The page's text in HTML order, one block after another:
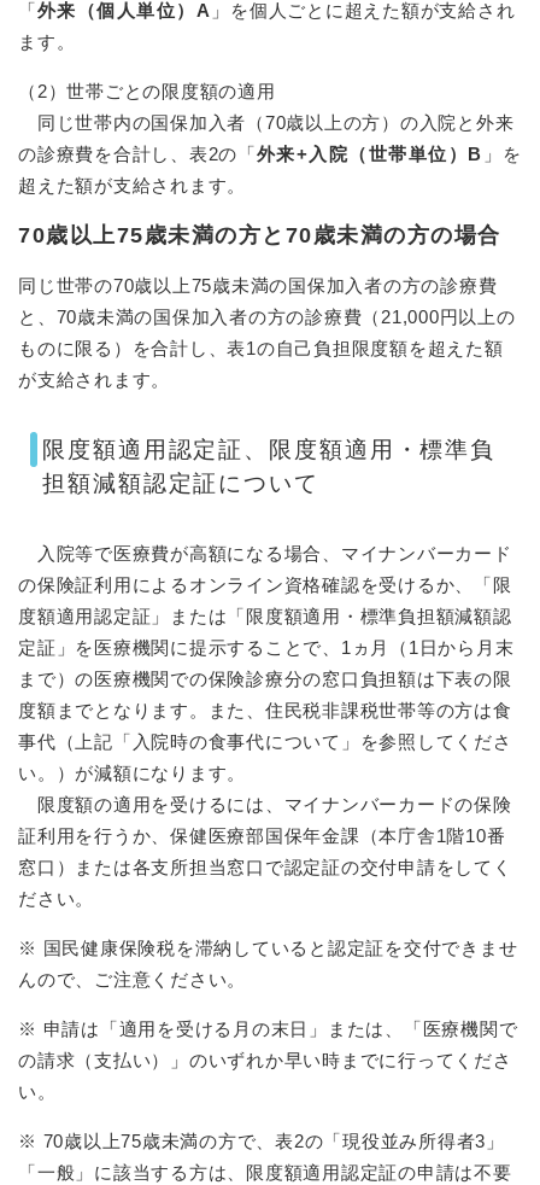
「外来（個人単位）A 」を個人ごとに超えた額が支給され
ます。
（2）世帯ごとの限度額の適用
同じ世帯内の国保加入者（70歳以上の方）の入院と外来
の診療費を合計し、表2の「外来+入院（世帯単位）B 」を
超えた額が支給されます。
70歳以上75歳未満​の方と70歳未満の方の場合
同じ世帯の70歳以上75歳未満の国保加入者の方の診療費
と、70歳未満の国保加入者の方の診療費（21,000円以上の
ものに限る）を合計し、表1の自己負担限度額を超えた額
が支給されます。
限度額適用認定証、限度額適用・標準負
担額減額認定証について
入院等で医療費が高額になる場合、マイナンバーカード
の保険証利用によるオンライン資格確認を受けるか、「限
度額適用認定証」または「限度額適用・標準負担額減額認
定証」を医療機関に提示することで、1ヵ月（1日から月末
まで）の医療機関での保険診療分の窓口負担額は下表の限
度額までとなります。また、住民税非課税世帯等の方は食
事代（上記「入院時の食事代について」を参照してくださ
い。）が減額になります。
限度額の適用を受けるには、マイナンバーカードの保険
証利用を行うか、保健医療部国保年金課（本庁舎1階10番
窓口）または各支所担当窓口で認定証の交付申請をしてく
ださい。
※ 国民健康保険税を滞納していると認定証を交付できませ
んので、ご注意ください。
※ 申請は「適用を受ける月の末日」または、「医療機関で
の請求（支払い）」のいずれか早い時までに行ってくださ
い。
※ 70歳以上75歳未満の方で、表2の「現役並み所得者3」
「一般」に該当する方は、限度額適用認定証の申請は不要